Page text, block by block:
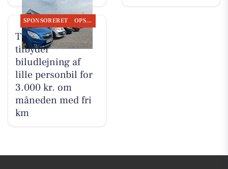
SPONSORERET OPSLAGSTAVLEN
TT CARS ApS
tilbyder
biludlejning af
lille personbil for
3.000 kr. om
måneden med fri
km